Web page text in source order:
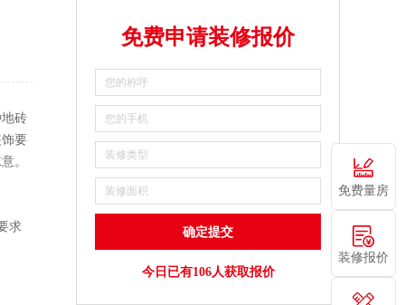
砖
要
。
求
免费申请装修报价
今日已有106人获取报价
免费量房
装修报价